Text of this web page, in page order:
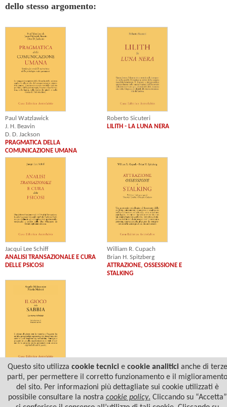
dello stesso argomento:
Paul Watzlawick
J. H. Beavin
D. D. Jackson
PRAGMATICA DELLA
COMUNICAZIONE UMANA
Roberto Sicuteri
LILITH - LA LUNA NERA
Jacqui Lee Schiff
ANALISI TRANSAZIONALE E CURA
DELLE PSICOSI
William R. Cupach
Brian H. Spitzberg
ATTRAZIONE, OSSESSIONE E
STALKING
Angelo Malinconico
Nicola Malorni
IL GIOCO DELLA SABBIA
Questo sito utilizza cookie tecnicie cookie analiticianche di terze
parti, per permettere il corretto funzionamento e il miglioramento
del sito. Per informazioni più dettagliate sui cookie utilizzati è
possibile consultare la nostra cookie policy. Cliccando su “Accetta”